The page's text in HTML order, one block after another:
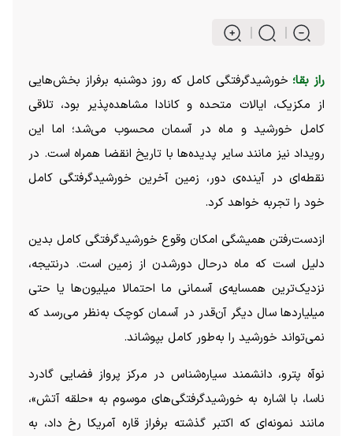
راز بقا؛ خورشیدگرفتگی کامل که روز دوشنبه برفراز بخش‌هایی
از مکزیک، ایالات متحده و کانادا مشاهده‌پذیر بود، تلاقی
کامل خورشید و ماه در آسمان محسوب می‌شد؛ اما این
رویداد نیز مانند سایر پدیده‌ها با تاریخ انقضا همراه است. در
نقطه‌ای در آینده‌ی دور، زمین آخرین خورشیدگرفتگی کامل
خود را تجربه خواهد کرد.
ازدست‌رفتن همیشگی امکان وقوع خورشیدگرفتگی کامل بدین
دلیل است که ماه درحال دورشدن از زمین است. درنتیجه،
نزدیک‌ترین همسایه‌ی آسمانی ما احتمالا میلیون‌ها یا حتی
میلیارد‌ها سال دیگر آن‌قدر در آسمان کوچک به‌نظر می‌رسد که
نمی‌تواند خورشید را به‌طور کامل بپوشاند.
نوآه پترو، دانشمند سیاره‌شناس در مرکز پرواز فضایی گادرد
ناسا، با اشاره به خورشیدگرفتگی‌های موسوم به «حلقه آتش»،
مانند نمونه‌ای که اکتبر گذشته برفراز قاره آمریکا رخ داد، به